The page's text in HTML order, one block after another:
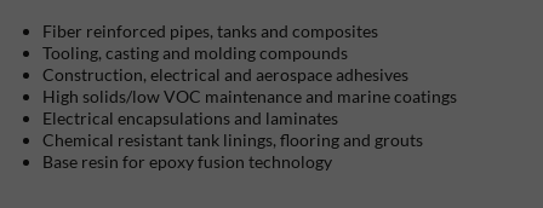
Fiber reinforced pipes, tanks and composites
Tooling, casting and molding compounds
Construction, electrical and aerospace adhesives
High solids/low VOC maintenance and marine coatings
Electrical encapsulations and laminates
Chemical resistant tank linings, flooring and grouts
Base resin for epoxy fusion technology